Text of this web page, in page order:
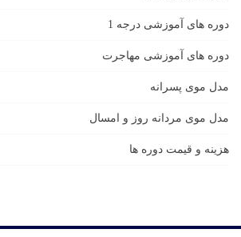
دوره های آموزشی درجه 1
دوره های آموزشی مهاجرت
مدل موی پسرانه
مدل موی مردانه روز و امسال
هزینه و قیمت دوره ها